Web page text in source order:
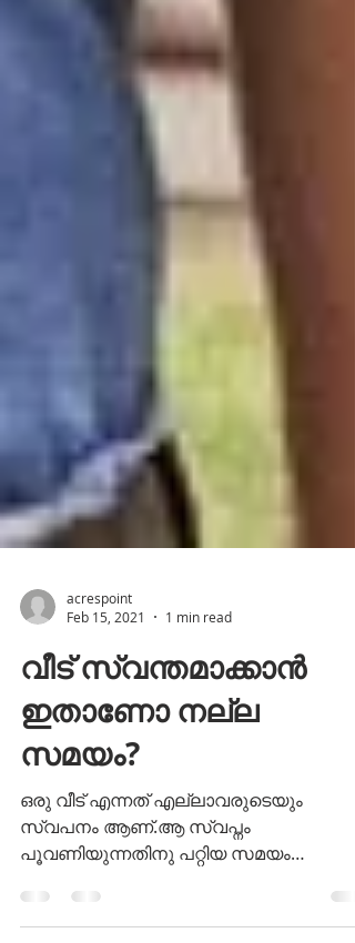
Feb 15, 2021
1 min read
വീട് സ്വന്തമാക്കാൻ
ഇതാണോ നല്ല
സമയം?
ഒരു വീട് എന്നത് എല്ലാവരുടെയും
പൂവണിയുന്നതിനു പറ്റിയ സമയം
ഇതാണോ? 2020 ലെ ഇന്ത്യൻ റിയൽ